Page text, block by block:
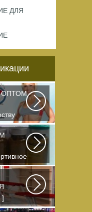
ДЛЯ
ОПТОМ
]